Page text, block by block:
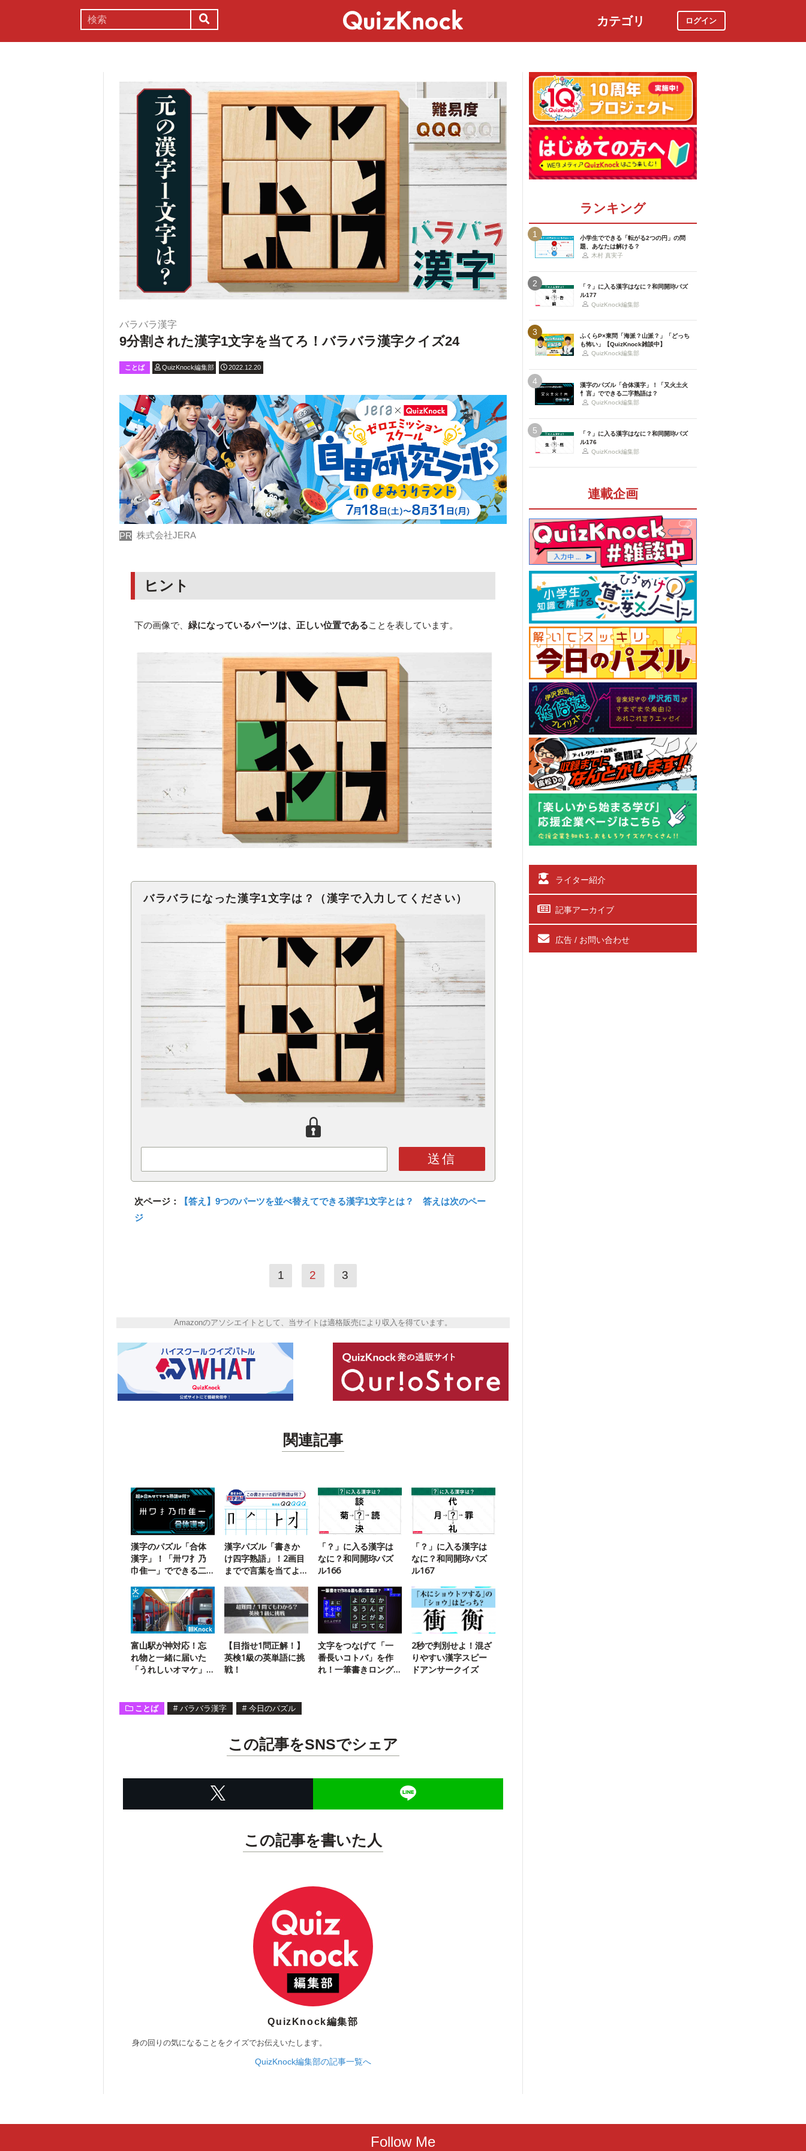
カテゴリ ログイン
バラバラ漢字
9分割された漢字1文字を当てろ！バラバラ漢字クイズ24
ことば QuizKnock編集部 2022.12.20
PR 株式会社JERA
ヒント
下の画像で、緑になっているパーツは、正しい位置であることを表しています。
バラバラになった漢字1文字は？（漢字で入力してください）
送信
次ページ：
【答え】9つのパーツを並べ替えてできる漢字1文字とは？ 答えは次のペー
ジ
1 2 3
Amazonのアソシエイトとして、当サイトは適格販売により収入を得ています。
関連記事
漢字のパズル「合体
漢字」！「卅ワ扌乃
巾隹一」でできる二
漢字パズル「書きか
け四字熟語」！2画目
までで言葉を当てよ
「？」に入る漢字は
なに？和同開珎パズ
ル166
「？」に入る漢字は
なに？和同開珎パズ
ル167
富山駅が神対応！忘
れ物と一緒に届いた
「うれしいオマケ」
【目指せ1問正解！】
英検1級の英単語に挑
戦！
文字をつなげて「一
番長いコトバ」を作
れ！一筆書きロング
2秒で判別せよ！混ざ
りやすい漢字スピー
ドアンサークイズ
ことば # バラバラ漢字 # 今日のパズル
この記事をSNSでシェア
この記事を書いた人
QuizKnock編集部
身の回りの気になることをクイズでお伝えいたします。
QuizKnock編集部の記事一覧へ
ランキング
1
小学生でできる「転がる2つの円」の問
題、あなたは解ける？
木村 真実子
2
「？」に入る漢字はなに？和同開珎パズ
ル177
QuizKnock編集部
3
ふくらP×東問「海派？山派？」「どっち
も怖い」【QuizKnock雑談中】
QuizKnock編集部
4
漢字のパズル「合体漢字」！「又火土火
忄言」でできる二字熟語は？
QuizKnock編集部
5
「？」に入る漢字はなに？和同開珎パズ
ル176
QuizKnock編集部
連載企画
ライター紹介
記事アーカイブ
広告 / お問い合わせ
Follow Me